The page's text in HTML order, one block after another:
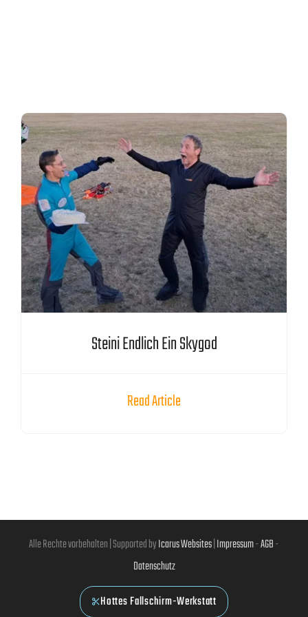
Steini Endlich Ein Skygod
Read Article
Alle Rechte vorbehalten | Supported byIcarus Websites|Impressum-AGB-
Datenschutz
Hottes Fallschirm-Werkstatt